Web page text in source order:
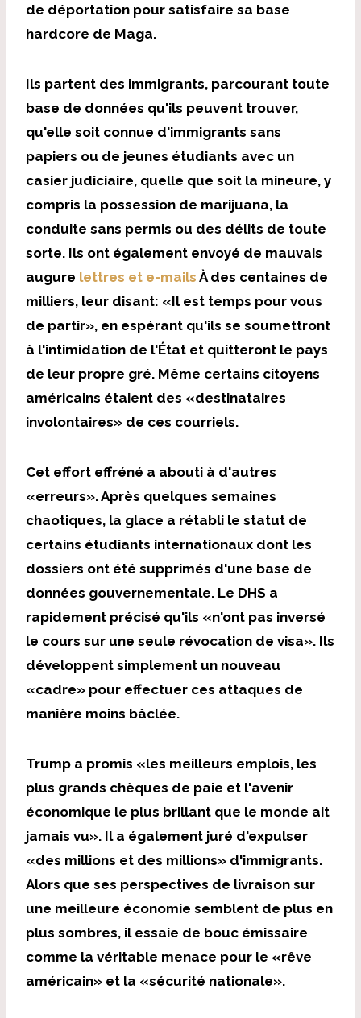
de déportation pour satisfaire sa base
hardcore de Maga.
Ils partent des immigrants, parcourant toute
base de données qu'ils peuvent trouver,
qu'elle soit connue d'immigrants sans
papiers ou de jeunes étudiants avec un
casier judiciaire, quelle que soit la mineure, y
compris la possession de marijuana, la
conduite sans permis ou des délits de toute
sorte. Ils ont également envoyé de mauvais
augure lettres et e-mails À des centaines de
milliers, leur disant: «Il est temps pour vous
de partir», en espérant qu'ils se soumettront
à l'intimidation de l'État et quitteront le pays
de leur propre gré. Même certains citoyens
américains étaient des «destinataires
involontaires» de ces courriels.
Cet effort effréné a abouti à d'autres
«erreurs». Après quelques semaines
chaotiques, la glace a rétabli le statut de
certains étudiants internationaux dont les
dossiers ont été supprimés d'une base de
données gouvernementale. Le DHS a
rapidement précisé qu'ils «n'ont pas inversé
le cours sur une seule révocation de visa». Ils
développent simplement un nouveau
«cadre» pour effectuer ces attaques de
manière moins bâclée.
Trump a promis «les meilleurs emplois, les
plus grands chèques de paie et l'avenir
économique le plus brillant que le monde ait
jamais vu». Il a également juré d'expulser
«des millions et des millions» d'immigrants.
Alors que ses perspectives de livraison sur
une meilleure économie semblent de plus en
plus sombres, il essaie de bouc émissaire
comme la véritable menace pour le «rêve
américain» et la «sécurité nationale».